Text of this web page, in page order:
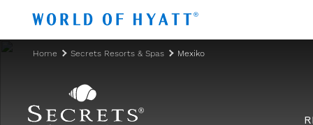
Home Secrets Resorts & Spas Mexiko